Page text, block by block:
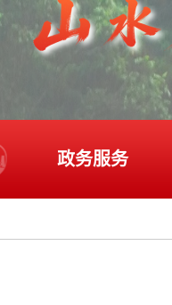
政务服务